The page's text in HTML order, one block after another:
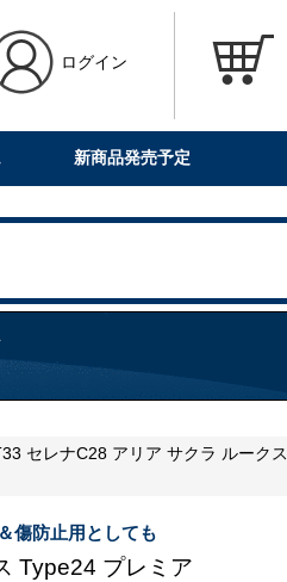
ログイン
新商品発売予定
セレナC28 アリア サクラ ルークス
傷防止用としても
Type24 プレミア